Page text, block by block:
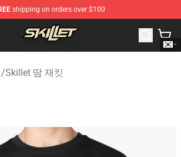
shipping on orders over $100
Official Skillet Merchandise Store
/Skillet 땀 재킷